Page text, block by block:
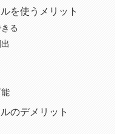
を使うメリット
る
のデメリット